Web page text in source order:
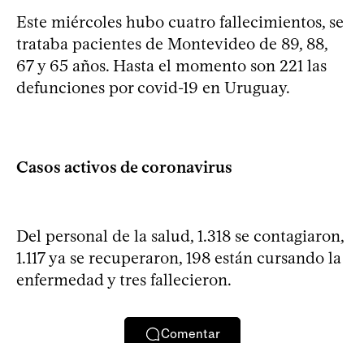
Este miércoles hubo cuatro fallecimientos, se
trataba pacientes de Montevideo de 89, 88,
67 y 65 años. Hasta el momento son 221 las
defunciones por covid-19 en Uruguay.
Casos activos de coronavirus
Del personal de la salud, 1.318 se contagiaron,
1.117 ya se recuperaron, 198 están cursando la
enfermedad y tres fallecieron.
Comentar